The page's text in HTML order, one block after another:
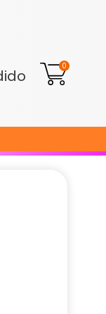
0